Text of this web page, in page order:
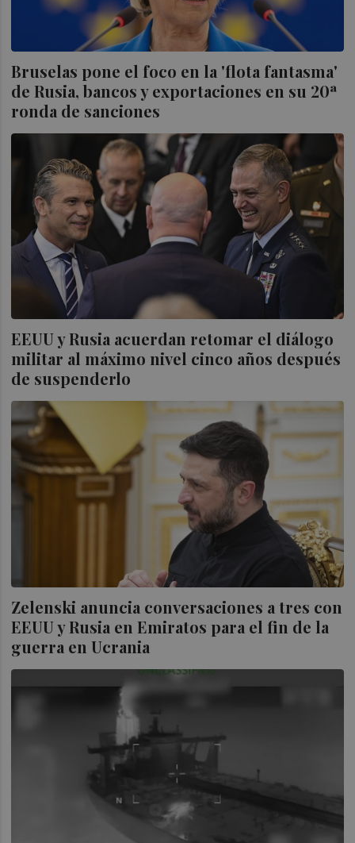
Bruselas pone el foco en la 'flota fantasma'
de Rusia, bancos y exportaciones en su 20ª
ronda de sanciones
EEUU y Rusia acuerdan retomar el diálogo
militar al máximo nivel cinco años después
de suspenderlo
Zelenski anuncia conversaciones a tres con
EEUU y Rusia en Emiratos para el fin de la
guerra en Ucrania